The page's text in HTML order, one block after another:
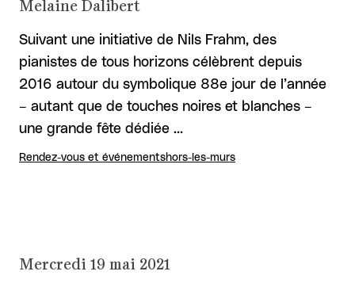
Melaine Dalibert
Suivant une initiative de Nils Frahm, des
pianistes de tous horizons célèbrent depuis
2016 autour du symbolique 88e jour de l’année
– autant que de touches noires et blanches –
une grande fête dédiée …
Rendez-vous et événementshors-les-murs
Mercredi 19 mai 2021